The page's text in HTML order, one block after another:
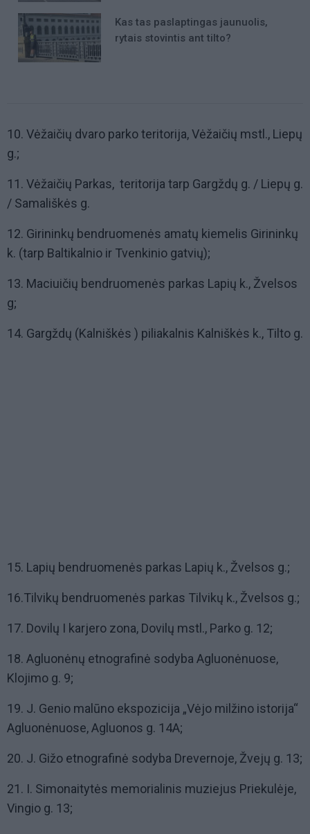
Kas tas paslaptingas jaunuolis,
rytais stovintis ant tilto?
10. Vėžaičių dvaro parko teritorija, Vėžaičių mstl., Liepų
g.;
11. Vėžaičių Parkas, teritorija tarp Gargždų g. / Liepų g.
/ Samališkės g.
12. Girininkų bendruomenės amatų kiemelis Girininkų
k. (tarp Baltikalnio ir Tvenkinio gatvių);
13. Maciuičių bendruomenės parkas Lapių k., Žvelsos
g;
14. Gargždų (Kalniškės ) piliakalnis Kalniškės k., Tilto g.
15. Lapių bendruomenės parkas Lapių k., Žvelsos g.;
16.Tilvikų bendruomenės parkas Tilvikų k., Žvelsos g.;
17. Dovilų I karjero zona, Dovilų mstl., Parko g. 12;
18. Agluonėnų etnografinė sodyba Agluonėnuose,
Klojimo g. 9;
19. J. Genio malūno ekspozicija „Vėjo milžino istorija“
Agluonėnuose, Agluonos g. 14A;
20. J. Gižo etnografinė sodyba Drevernoje, Žvejų g. 13;
21. I. Simonaitytės memorialinis muziejus Priekulėje,
Vingio g. 13;